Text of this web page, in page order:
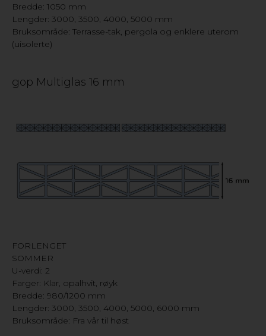
Bredde: 1050 mm
Lengder: 3000, 3500, 4000, 5000 mm
Bruksområde: Terrasse-tak, pergola og enklere uterom
(uisolerte)
gop Multiglas 16 mm
FORLENGET
SOMMER
U-verdi: 2
Farger: Klar, opalhvit, røyk
Bredde: 980/1200 mm
Lengder: 3000, 3500, 4000, 5000, 6000 mm
Bruksområde: Fra vår til høst